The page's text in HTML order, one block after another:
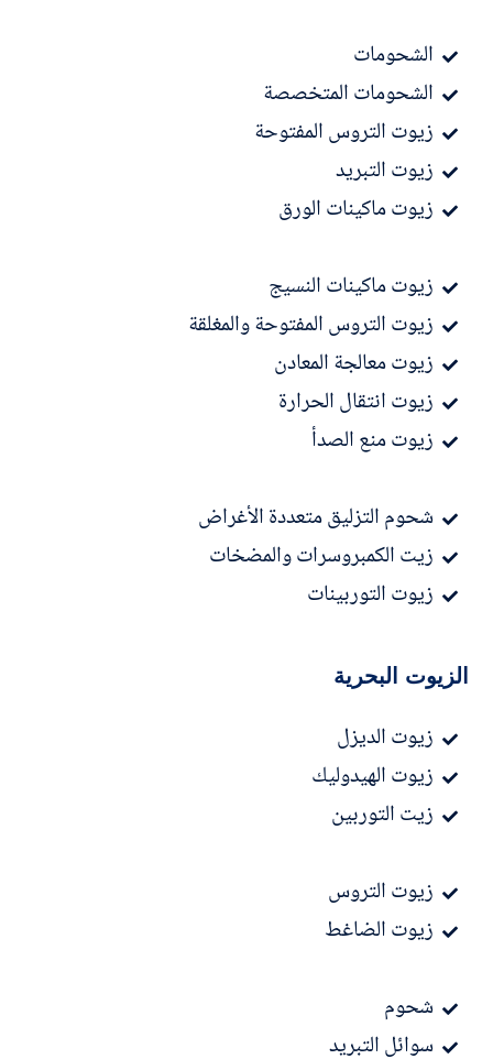
الشحومات
الشحومات المتخصصة
زيوت التروس المفتوحة
زيوت التبريد
زيوت ماكينات الورق
زيوت ماكينات النسيج
زيوت التروس المفتوحة والمغلقة
زيوت معالجة المعادن
زيوت انتقال الحرارة
زيوت منع الصدأ
شحوم التزليق متعددة الأغراض
زيت الكمبروسرات والمضخات
زيوت التوربينات
الزيوت البحرية
زيوت الديزل
زيوت الهيدوليك
زيت التوربين
زيوت التروس
زيوت الضاغط
شحوم
سوائل التبريد